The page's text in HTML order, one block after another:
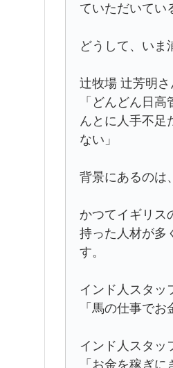
ていただいてい
どうして、いま
辻牧場 辻芳明さ
「どんどん日
んとに人手不足
ない」
背景にあるのは
かつてイギリス
持った人材が多
す。
インド人スタ
「馬の仕事で
インド人スタ
「お金を稼ぎ